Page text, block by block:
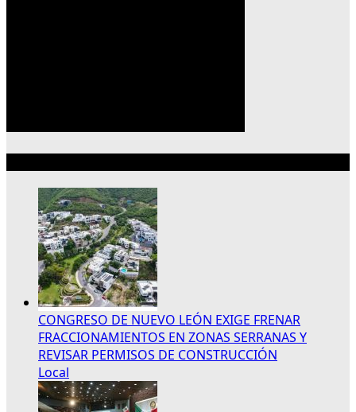
CONGRESO DE NUEVO LEÓN EXIGE FRENAR
FRACCIONAMIENTOS EN ZONAS SERRANAS Y
REVISAR PERMISOS DE CONSTRUCCIÓN
Local